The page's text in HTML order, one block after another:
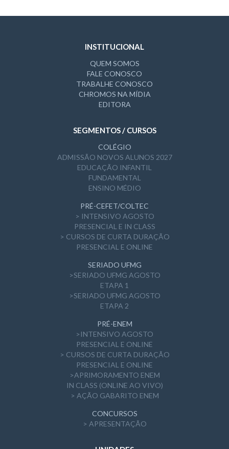
INSTITUCIONAL
QUEM SOMOS
FALE CONOSCO
TRABALHE CONOSCO
CHROMOS NA MÍDIA
EDITORA
SEGMENTOS / CURSOS
COLÉGIO
ADMISSÃO NOVOS ALUNOS 2027
EDUCAÇÃO INFANTIL
FUNDAMENTAL
ENSINO MÉDIO
PRÉ-CEFET/COLTEC
> INTENSIVO AGOSTO
PRESENCIAL E IN CLASS
> CURSOS DE CURTA DURAÇÃO
PRESENCIAL E ONLINE
SERIADO UFMG
>SERIADO UFMG AGOSTO
ETAPA 1
>SERIADO UFMG AGOSTO
ETAPA 2
PRÉ-ENEM
>INTENSIVO AGOSTO
PRESENCIAL E ONLINE
> CURSOS DE CURTA DURAÇÃO
PRESENCIAL E ONLINE
>APRIMORAMENTO ENEM
IN CLASS (ONLINE AO VIVO)
> AÇÃO GABARITO ENEM
CONCURSOS
> APRESENTAÇÃO